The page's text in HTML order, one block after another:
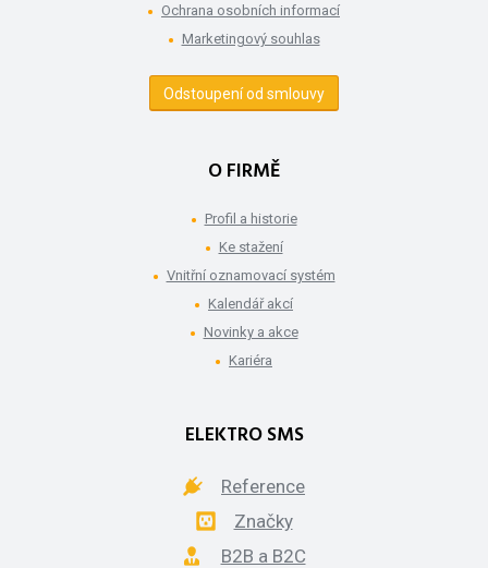
Ochrana osobních informací
Marketingový souhlas
Odstoupení od smlouvy
O FIRMĚ
Profil a historie
Ke stažení
Vnitřní oznamovací systém
Kalendář akcí
Novinky a akce
Kariéra
ELEKTRO SMS
Reference
Značky
B2B a B2C